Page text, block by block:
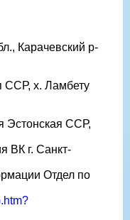
Карачевский р-
ССР, х. Ламбету
Эстонская ССР,
ВК г. Санкт-
Отдел по